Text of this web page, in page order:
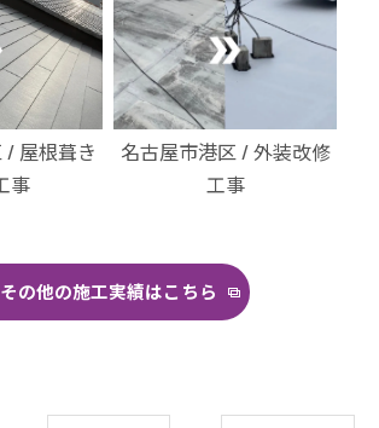
/ 屋根葺き
事
名古屋市港区 / 外装改修
工事
その他の施工実績はこちら